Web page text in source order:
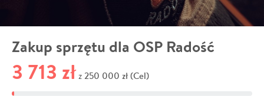
Zakup sprzętu dla OSP Radość
3 713 zł z 250 000 zł (Cel)